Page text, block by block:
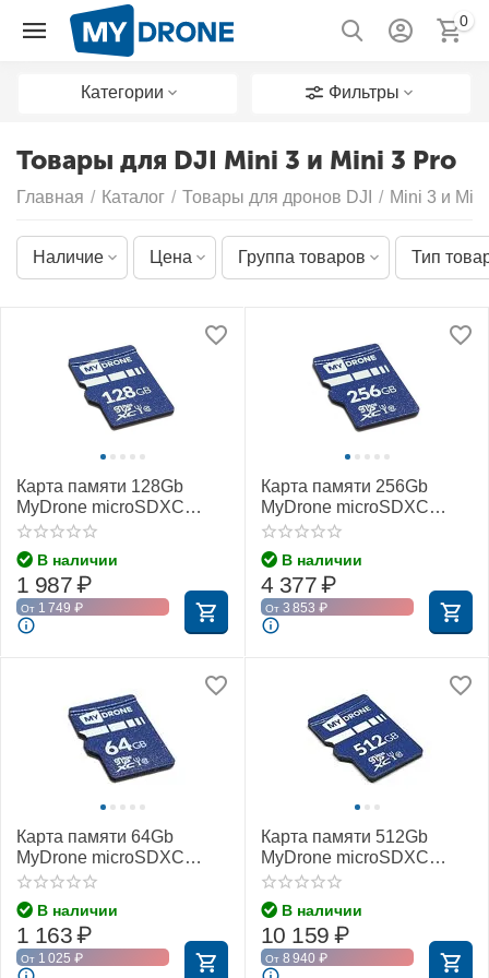
0
Категории Фильтры
Товары для DJI Mini 3 и Mini 3 Pro
Главная / Каталог / Товары для дронов DJI / Mini 3 и
Наличие Цена Группа товаров Тип
Карта памяти 128Gb
MyDrone microSDXC
Class 10 UHS-I U3
(MIXZA)
В наличии
1 987₽
От 1 749 ₽
Карта памяти 256Gb
MyDrone microSDXC
Class 10 UHS-I U3
(MIXZA)
В наличии
4 377₽
От 3 853 ₽
Карта памяти 64Gb
MyDrone microSDXC
Class 10 UHS-I U3
(MIXZA)
В наличии
1 163₽
От 1 025 ₽
Карта памяти 512Gb
MyDrone microSDXC
Class 10 UHS-I U3
(MIXZA)
В наличии
10 159 ₽
От 8 940 ₽